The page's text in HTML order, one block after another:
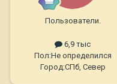
Пользователи.
6,9 тыс
Пол:Не определился
Город:СПб, Север